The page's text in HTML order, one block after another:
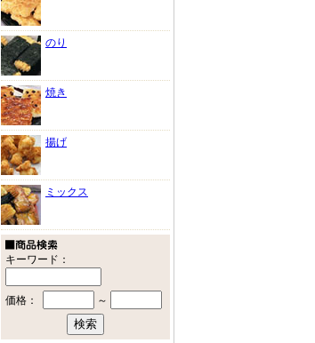
のり
焼き
揚げ
ミックス
キーワード：
価格： ～